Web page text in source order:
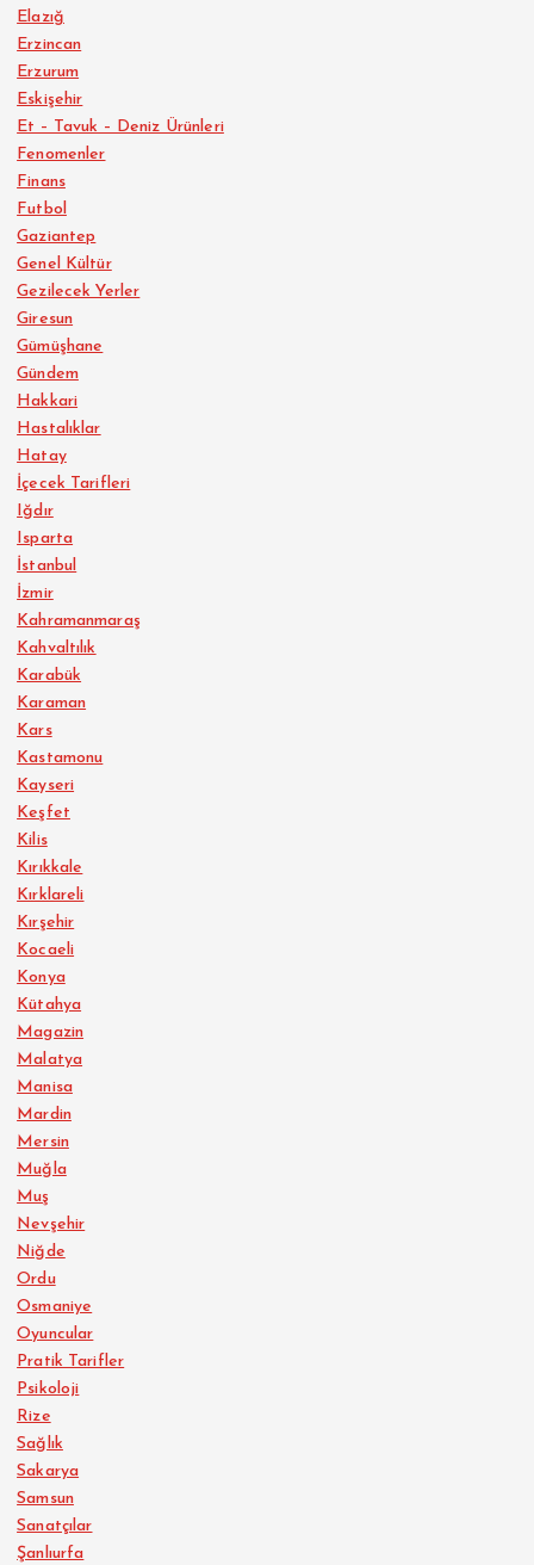
Elazığ
Erzincan
Erzurum
Eskişehir
Et – Tavuk – Deniz Ürünleri
Fenomenler
Finans
Futbol
Gaziantep
Genel Kültür
Gezilecek Yerler
Giresun
Gümüşhane
Gündem
Hakkari
Hastalıklar
Hatay
İçecek Tarifleri
Iğdır
Isparta
İstanbul
İzmir
Kahramanmaraş
Kahvaltılık
Karabük
Karaman
Kars
Kastamonu
Kayseri
Keşfet
Kilis
Kırıkkale
Kırklareli
Kırşehir
Kocaeli
Konya
Kütahya
Magazin
Malatya
Manisa
Mardin
Mersin
Muğla
Muş
Nevşehir
Niğde
Ordu
Osmaniye
Oyuncular
Pratik Tarifler
Psikoloji
Rize
Sağlık
Sakarya
Samsun
Sanatçılar
Şanlıurfa